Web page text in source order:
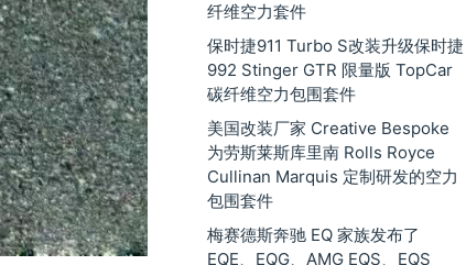
纤维空力套件
保时捷911 Turbo S改装升级保时捷
992 Stinger GTR 限量版 TopCar
碳纤维空力包围套件
美国改装厂家 Creative Bespoke
为劳斯莱斯库里南 Rolls Royce
Cullinan Marquis 定制研发的空力
包围套件
梅赛德斯奔驰 EQ 家族发布了
EQE、EQG、AMG EQS、EQS